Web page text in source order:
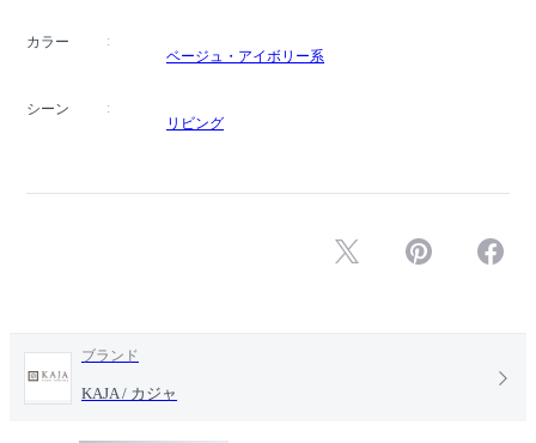
カラー
ベージュ・アイボリー系
シーン
リビング
ブランド
KAJA / カジャ